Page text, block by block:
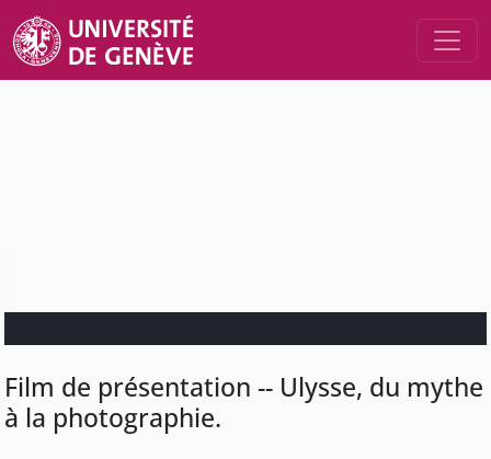
Film de présentation -- Ulysse, du mythe
à la photographie.